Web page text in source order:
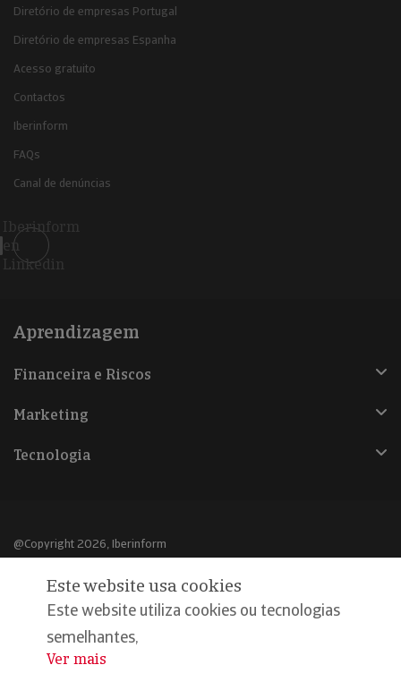
Diretório de empresas Portugal
Diretório de empresas Espanha
Acesso gratuito
Contactos
Iberinform
FAQs
Canal de denúncias
Iberinform
en
Linkedin
Aprendizagem
Financeira e Riscos
Marketing
Tecnologia
@Copyright 2026, Iberinform
Aviso legal
Política de cookies
Declaração de privacidade
Este website usa cookies
Este website utiliza cookies ou tecnologias
semelhantes,
...
Ver mais